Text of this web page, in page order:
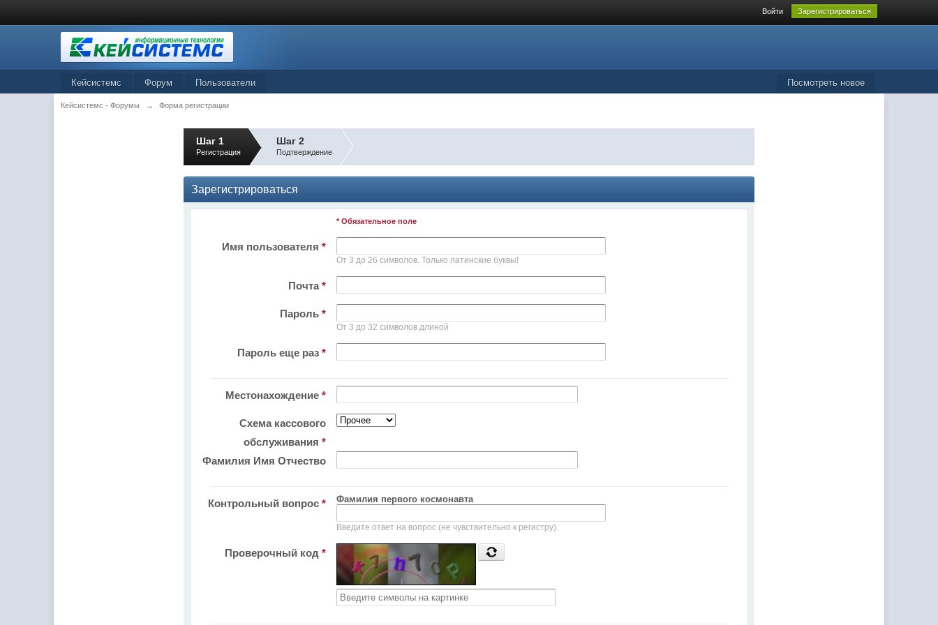
Войти Зарегистрироваться
Посмотреть новое
Кейсистемс Форум Пользователи
Кейсистемс - Форумы → Форма регистрации
Шаг 1
Регистрация
Шаг 2
Подтверждение
Зарегистрироваться
* Обязательное поле
Имя пользователя *
От 3 до 26 символов. Только латинские буквы!
Почта*
Пароль *
От 3 до 32 символов длиной
Пароль еще раз *
Местонахождение *
Схема кассового
обслуживания *
Фамилия Имя Отчество
Контрольный вопрос * Фамилия первого космонавта
Введите ответ на вопрос (не чувствительно к регистру).
Проверочный код *